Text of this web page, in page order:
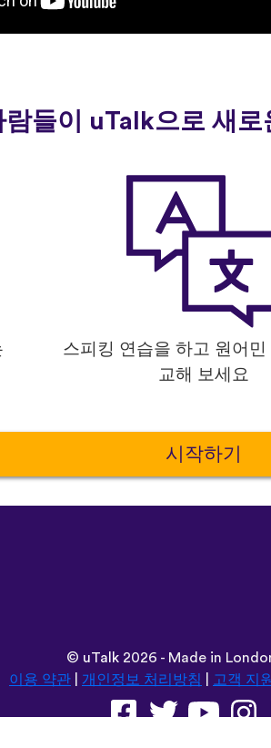
들이 uTalk으로 새
스피킹 연습을 하고 원어민
교해 보세요
시작하기
© uTalk2026 - Made in
이용 약관
개인정보 처리방침 고객 지원